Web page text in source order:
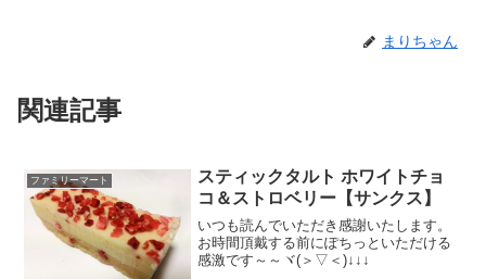
まりちゃん
関連記事
ファミリーマート
スティックタルト ホワイトチョ
コ＆ストロベリー【サンクス】
いつも読んでいただき感謝いたします。
お時間頂戴する前にぽちっといただける
感激です～～ヾ(＞▽＜)↓↓↓